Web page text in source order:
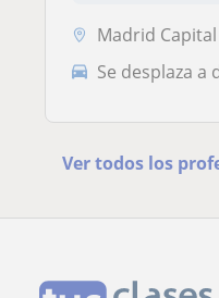
Madrid Capital
Se desplaza a
Ver todos los